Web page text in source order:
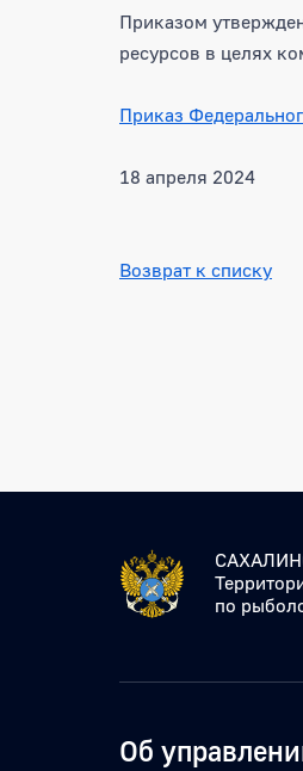
Приказом
ресурсов в целях
Приказ
18 апреля 2024
Возврат к списку
по
Об